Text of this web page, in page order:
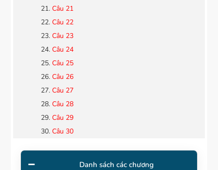
Câu 21
Câu 22
Câu 23
Câu 24
Câu 25
Câu 26
Câu 27
Câu 28
Câu 29
Câu 30
Danh sách các chương